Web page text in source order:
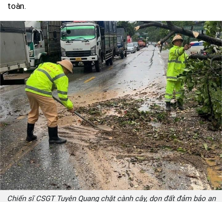
toàn.
Chiến sĩ CSGT Tuyên Quang chặt cành cây, dọn đất đảm bảo an